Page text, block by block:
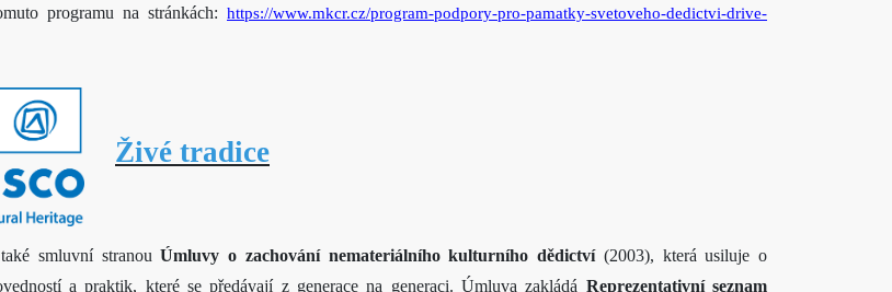
programu na stránkách: https://www.mkcr.cz/program-podpory-pro-pamatky-svetoveho-dedictvi-drive-
Živé tradice
smluvní stranouÚmluvy o zachování nemateriálního kulturního dědictví(2003), která usiluje o
a praktik, které se předávají z generace na generaci. Úmluva zakládá Reprezentativní seznam